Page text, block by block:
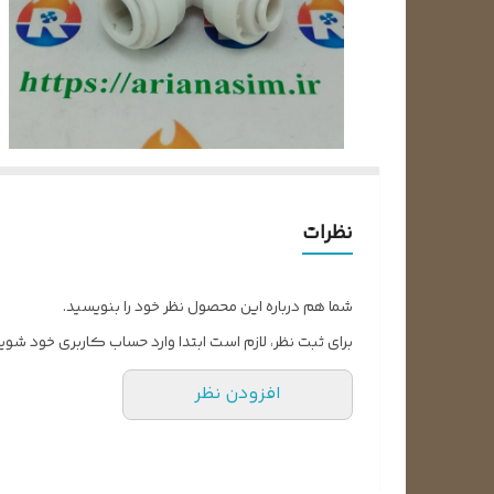
نظرات
شما هم درباره این محصول نظر خود را بنویسید.
برای ثبت نظر، لازم است ابتدا وارد حساب کاربری خود
افزودن نظر